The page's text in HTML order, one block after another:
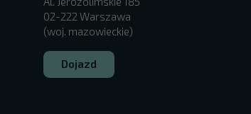
02-222 Warszawa
(woj. mazowieckie)
Dojazd